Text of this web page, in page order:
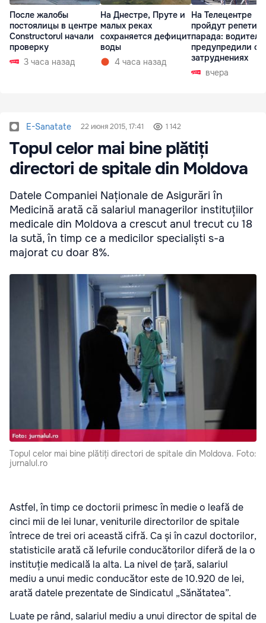
После жалобы
постоялицы в центре
Constructorul начали
проверку
3 часа назад
На Днестре, Пруте и
малых реках
сохраняется дефицит
воды
4 часа назад
На Телецентре
пройдут
парада:
предупредили о
затруднениях
вчера
E-Sanatate 22 июня 2015, 17:41 1 142
Topul celor mai bine plătiți
directori de spitale din Moldova
Datele Companiei Naționale de Asigurări în
Medicină arată că salariul managerilor instituțiilor
medicale din Moldova a crescut anul trecut cu 18
la sută, în timp ce a medicilor specialiști s-a
majorat cu doar 8%.
Topul celor mai bine plătiți directori de spitale din Moldova. Foto:
jurnalul.ro
Astfel, în timp ce doctorii primesc în medie o leafă de
cinci mii de lei lunar, veniturile directorilor de spitale
întrece de trei ori această cifră. Ca și în cazul doctorilor,
statisticile arată că lefurile conducătorilor diferă de la o
instituție medicală la alta. La nivel de țară, salariul
mediu a unui medic conducător este de 10.920 de lei,
arată datele prezentate de Sindicatul „Sănătatea”.
Luate pe rând, salariul mediu a unui director de spital de